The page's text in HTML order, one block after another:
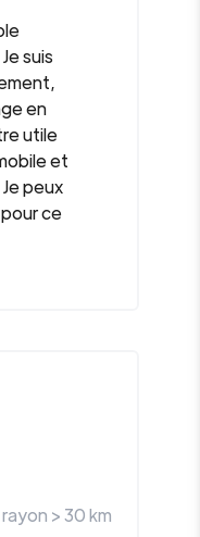
suis
en
utile
et
peux
ce
>30km